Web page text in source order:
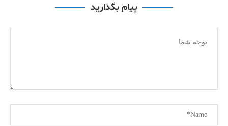
پیام بگذارید